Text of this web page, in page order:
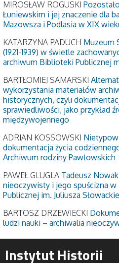
MIROSŁAW ROGUSKI
Łuniewskim i jej znaczenie dla
Mazowsza i Podlasia w XIX
KATARZYNA PADUCH Muzeum
(1921-1939) w świetle
archiwum Biblioteki Publicznej
BARTŁOMIEJ SAMARSKI
wykorzystania materiałów
historycznych, czyli
sprawiedliwości, jako przykład
międzywojennego
ADRIAN KOSSOWSKI
dokumentacja życia
Archiwum rodziny Pawłowskich
PAWEŁ GLUGLA Tadeusz
nieoczywisty i jego spuścizna
Publicznej im. Juliusza
BARTOSZ DRZEWIECKI
ludzi nauki – archiwalia
Instytut